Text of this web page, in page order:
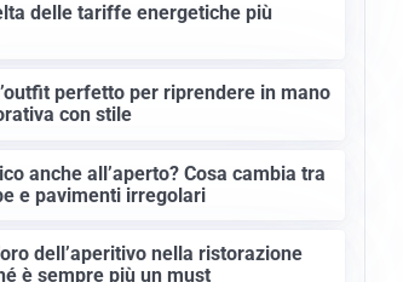
delle tariffe energetiche più
perfetto per riprendere in mano
con stile
anche all’aperto? Cosa cambia tra
e pavimenti irregolari
dell’aperitivo nella ristorazione
è sempre più un must